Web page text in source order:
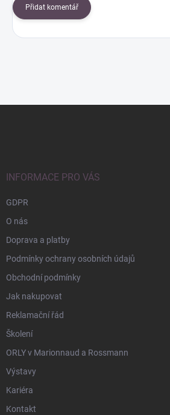
Přidat komentář
INFORMACE PRO VÁS
GDPR
O nás
Doprava a platby
Podmínky ochrany osobních údajů
Obchodní podmínky
Jak nakupovat
Reklamační řád
Školení
ORLY v Marionnaud a Rossmann
Výstavy
Kariéra
Kontakt